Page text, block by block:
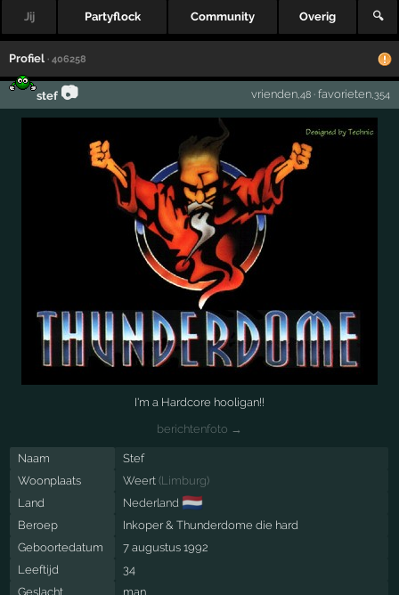
Jij Partyflock Community Overig 🔍
Profiel · 406258
stef 📷 vrienden,48· favorieten,354
I'm a Hardcore hooligan!!
berichtenfoto →
Naam
Stef
Woonplaats
Weert (Limburg)
Land
Nederland 🇳🇱
Beroep
Inkoper & Thunderdome die hard
Geboortedatum
7 augustus 1992
Leeftijd
34
Geslacht
man